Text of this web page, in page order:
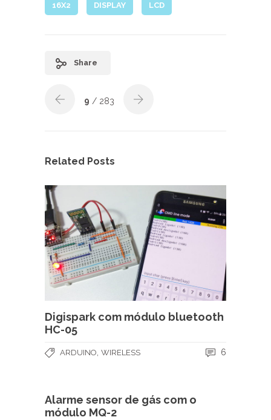
16X2 DISPLAY LCD
Share
9 / 283
Related Posts
Digispark com módulo bluetooth
HC-05
ARDUINO, WIRELESS 6
Alarme sensor de gás com o
módulo MQ-2